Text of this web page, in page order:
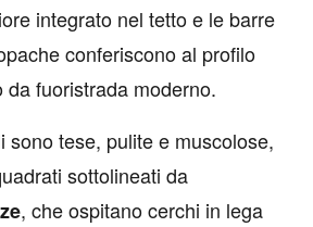
integrato nel tetto e le barre
conferiscono al profilo
da fuoristrada moderno.
sono tese, pulite e muscolose,
sottolineati da
, che ospitano cerchi in lega